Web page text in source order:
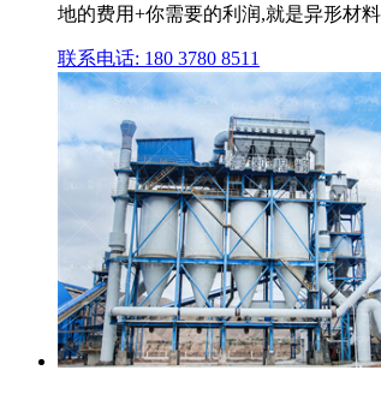
地的费用+你需要的利润,就是异形材
联系电话: 180 3780 8511